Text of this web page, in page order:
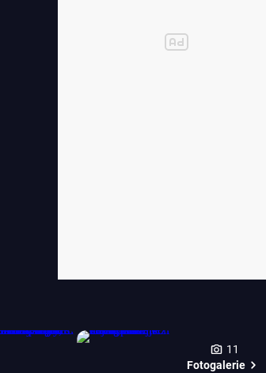
11
Fotogalerie